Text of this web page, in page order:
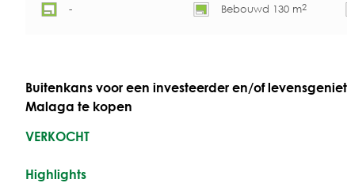
- Bebouwd 130 m2
Buitenkans voor een investeerder en/of
Malaga te kopen
VERKOCHT
Highlights